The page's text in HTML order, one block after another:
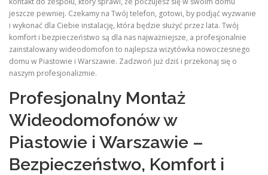
jeszcze pewniej. Czekamy na Twój telefon, gotowi, by podjąć wyzwanie
i wykonać dla Ciebie instalację, która będzie służyć przez lata. Twój
komfort i bezpieczeństwo są dla nas najważniejsze, a profesjonalnie
zainstalowany wideodomofon to najlepsza wizytówka nowoczesnego
domu w Piastowie i Warszawie. Zadzwoń już dziś i przekonaj się o
naszym profesjonalizmie.
Profesjonalny Montaż
Wideodomofonów w
Piastowie i Warszawie –
Bezpieczeństwo, Komfort i